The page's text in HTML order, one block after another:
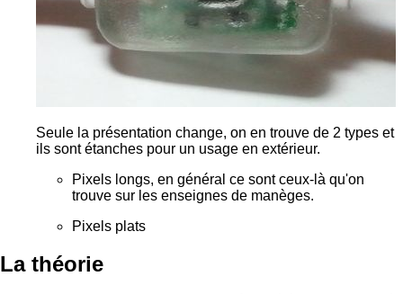
Seule la présentation change, on en trouve de 2 types et
ils sont étanches pour un usage en extérieur.
Pixels longs, en général ce sont ceux-là qu'on
trouve sur les enseignes de manèges.
Pixels plats
La théorie